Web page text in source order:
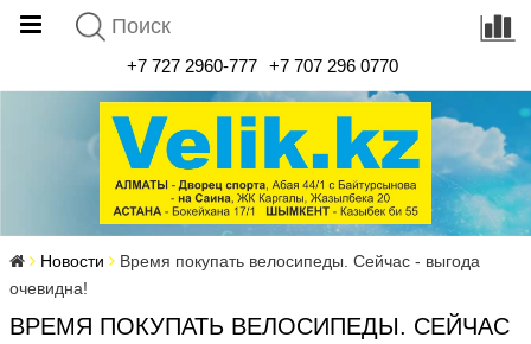
+7 727 2960-777 +7 707 296 0770
Новости
Время покупать велосипеды. Сейчас - выгода
очевидна!
ВРЕМЯ ПОКУПАТЬ ВЕЛОСИПЕДЫ. СЕЙЧАС